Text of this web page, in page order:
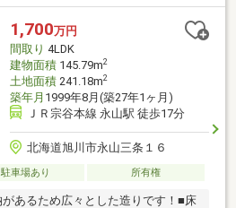
1,700万円
間取り 4LDK
建物面積145.79m2
土地面積241.18m2
築年月 1999年8月(築27年1ヶ月)
ＪＲ宗谷本線 永山駅 徒歩17分
北海道旭川市永山三条１６
駐車場あり 所有権
あるため広々とした造りです！■床